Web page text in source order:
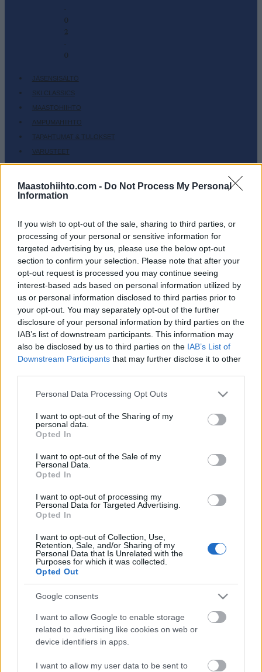
Maastohiihto.com - Do Not Process My Personal
Information
If you wish to opt-out of the sale, sharing to third parties, or
processing of your personal or sensitive information for
targeted advertising by us, please use the below opt-out
section to confirm your selection. Please note that after your
opt-out request is processed you may continue seeing
interest-based ads based on personal information utilized by
us or personal information disclosed to third parties prior to
your opt-out. You may separately opt-out of the further
disclosure of your personal information by third parties on the
IAB’s list of downstream participants. This information may
also be disclosed by us to third parties on the IAB’s List of
Downstream Participants that may further disclose it to other
Please note that this website/app uses one or more Google
not limited to your visit or usage behaviour. You may click to
grant or deny consent to Google and its third-party tags to
use your data for below specified purposes in below Google
consent section.
Personal Data Processing Opt Outs
I want to opt-out of the Sharing of my
personal data.
Opted In
I want to opt-out of the Sale of my
Personal Data.
Opted In
I want to opt-out of processing my
Personal Data for Targeted Advertising.
Opted In
I want to opt-out of Collection, Use,
Retention, Sale, and/or Sharing of my
Personal Data that Is Unrelated with the
Purposes for which it was collected.
Opted Out
Google consents
I want to allow Google to enable storage
related to advertising like cookies on web or
device identifiers in apps.
I want to allow my user data to be sent to
-
0
2
-
0
JÄSENSISÄLTÖ
SKI CLASSICS
MAASTOHIIHTO
AMPUMAHIIHTO
TAPAHTUMAT & TULOKSET
VARUSTEET
HARJOITTELU
SC COMMUNITY
SC PLAY
SC MYPAGES
SC YOUTUBE
SC STORE
OTA YHTEYTTÄ
KÄYTTÖEHDOT JA YKSITYISYYSASETUKSET
YKSITYISYYSASETUKSET
MAINONTA PROXCSKIING.COM
PLAY MYPAGES STORE RANKING FANTASY
Maastohiihto
Vantaan Hiihtoseura
valitsi uuden
puheenjohtajan ja palkitsi
parhaat hiihtäjänsä
TEKIJÄMAASTOHIIHTO.COM
10.06.202510.06.2025
Vantaan Hiihtoseuran jäsenet valitsivat Kristian
Nokelaisen VHS:n puheenjohtajaksi kaudelle
seitsemän uutta jäsentä.